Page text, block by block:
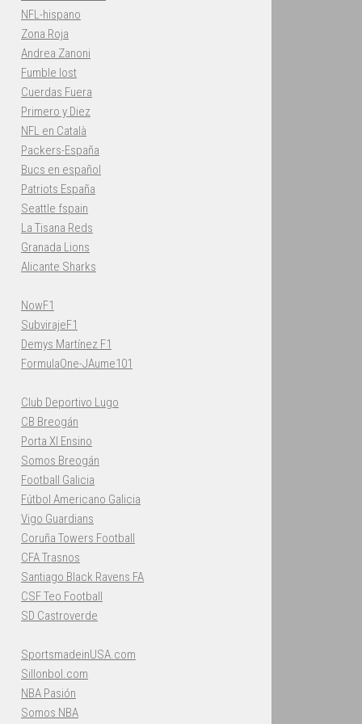
NFL-hispano
Zona Roja
Andrea Zanoni
Fumble lost
Cuerdas Fuera
Primero y Diez
NFL en Català
Packers-España
Bucs en español
Patriots España
Seattle fspain
La Tisana Reds
Granada Lions
Alicante Sharks
NowF1
SubvirajeF1
Demys Martínez F1
FormulaOne-JAume101
Club Deportivo Lugo
CB Breogán
Porta XI Ensino
Somos Breogán
Football Galicia
Fútbol Americano Galicia
Vigo Guardians
Coruña Towers Football
CFA Trasnos
Santiago Black Ravens FA
CSF Teo Football
SD Castroverde
SportsmadeinUSA.com
Sillonbol.com
NBA Pasión
Somos NBA